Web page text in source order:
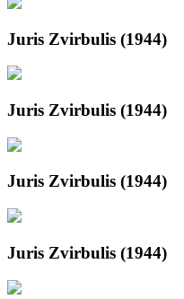
Juris Zvirbulis (1944)
Juris Zvirbulis (1944)
Juris Zvirbulis (1944)
Juris Zvirbulis (1944)